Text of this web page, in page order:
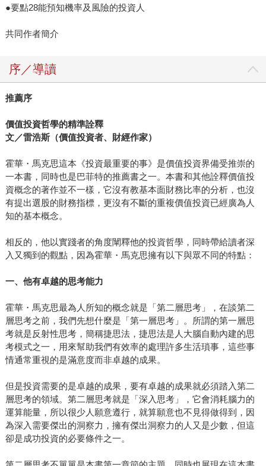
●要點28能預知機率及風險的投資人
共同作者簡介
序／導讀
推薦序
價值投資哲學的精準詮釋
文／雷浩斯（價值投資者、財經作家）
霍華・馬克思這本《投資最重要的事》是價值投資界備受推崇的
一本書，同時也是巴菲特的推薦書之一。本書和其他詮釋價值投
資概念的著作並不一樣，它沒有教基本面財務比率的分析，也沒
有提出選股的財務指標，更沒有不斷的重複價值投資已經廣為人
知的基本概念。
相反的，他以實踐者的角度闡釋他的投資哲學，同時帶給讀者深
入又獨到的觀點，因為霍華・馬克思擁有以下與眾不同的特點：
一、他有卓越的思考能力
霍華・馬克思最為人所知的概念就是「第二層思考」，在談第二
層思考之前，我們先想什麼是「第一層思考」。所謂的第一層思
考就是反射性思考，簡稱捷思法，捷思法是人大腦自動內建的思
考模式之一，用來幫助我們有效率的處理許多生活瑣事，這些事
情通常重視的是滿意度而非卓越的成果。
但是投資需要的是卓越的成果，要有卓越的成果就必須踏入第二
層思考的領域。第二層思考就是「深入思考」，它會消耗腦力的
運算能量，所以很少人願意遵行，就算願意也不見得做得到，因
為深入需要傑出的洞察力，擁有傑出洞察力的人又是少數，但這
卻是成功投資的必要條件之一。